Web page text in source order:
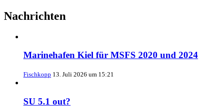
Nachrichten
Marinehafen Kiel für MSFS 2020 und 2024
Fischkopp 13. Juli 2026 um 15:21
SU 5.1 out?